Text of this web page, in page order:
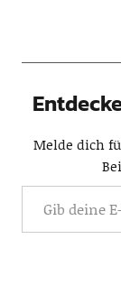
Melde dich